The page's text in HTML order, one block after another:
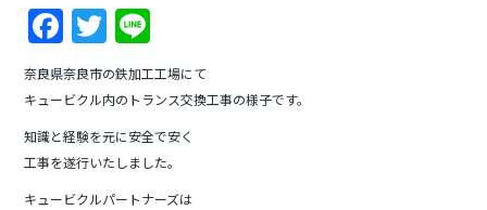
F
a
c
e
b
o
T
w
itt
er
n
e
奈良県奈良市の鉄加工工場にて
キュービクル内のトランス交換工事の様子です。
知識と経験を元に安全で安く
工事を遂行いたしました。
キュービクルパートナーズは